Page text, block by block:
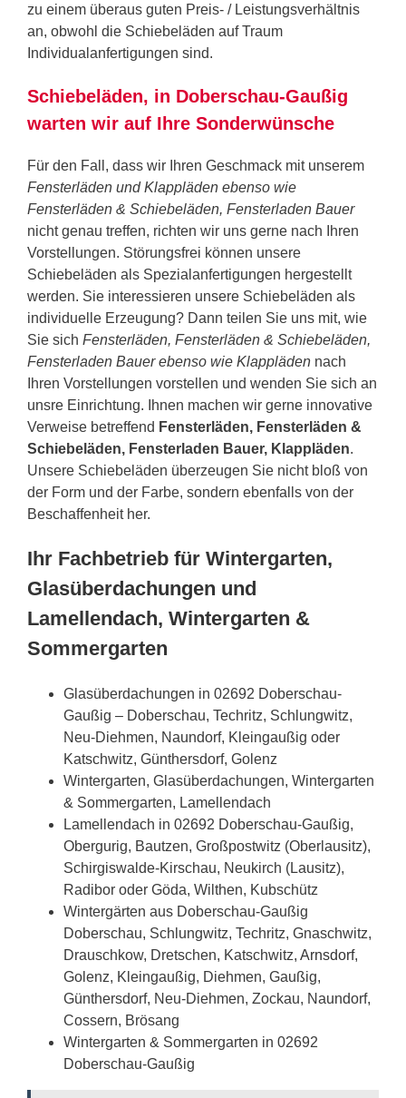
zu einem überaus guten Preis- / Leistungsverhältnis
an, obwohl die Schiebeläden auf Traum
Individualanfertigungen sind.
Schiebeläden, in Doberschau-Gaußig
warten wir auf Ihre Sonderwünsche
Für den Fall, dass wir Ihren Geschmack mit unserem
Fensterläden und Klappläden ebenso wie
Fensterläden & Schiebeläden, Fensterladen Bauer
nicht genau treffen, richten wir uns gerne nach Ihren
Vorstellungen. Störungsfrei können unsere
Schiebeläden als Spezialanfertigungen hergestellt
werden. Sie interessieren unsere Schiebeläden als
individuelle Erzeugung? Dann teilen Sie uns mit, wie
Sie sich Fensterläden, Fensterläden & Schiebeläden,
Fensterladen Bauer ebenso wie Klappläden nach
Ihren Vorstellungen vorstellen und wenden Sie sich an
unsre Einrichtung. Ihnen machen wir gerne innovative
Verweise betreffend Fensterläden, Fensterläden &
Schiebeläden, Fensterladen Bauer, Klappläden.
Unsere Schiebeläden überzeugen Sie nicht bloß von
der Form und der Farbe, sondern ebenfalls von der
Beschaffenheit her.
Ihr Fachbetrieb für Wintergarten,
Glasüberdachungen und
Lamellendach, Wintergarten &
Sommergarten
Glasüberdachungen in 02692 Doberschau-
Gaußig – Doberschau, Techritz, Schlungwitz,
Neu-Diehmen, Naundorf, Kleingaußig oder
Katschwitz, Günthersdorf, Golenz
Wintergarten, Glasüberdachungen, Wintergarten
& Sommergarten, Lamellendach
Lamellendach in 02692 Doberschau-Gaußig,
Obergurig, Bautzen, Großpostwitz (Oberlausitz),
Schirgiswalde-Kirschau, Neukirch (Lausitz),
Radibor oder Göda, Wilthen, Kubschütz
Wintergärten aus Doberschau-Gaußig
Doberschau, Schlungwitz, Techritz, Gnaschwitz,
Drauschkow, Dretschen, Katschwitz, Arnsdorf,
Golenz, Kleingaußig, Diehmen, Gaußig,
Günthersdorf, Neu-Diehmen, Zockau, Naundorf,
Cossern, Brösang
Wintergarten & Sommergarten in 02692
Doberschau-Gaußig